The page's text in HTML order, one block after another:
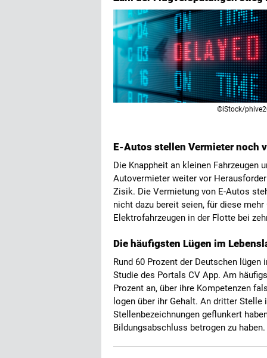
©iStock/
E-Autos stellen Vermieter noch
Die Knappheit an kleinen
Autovermieter weiter vor
Zisik. Die Vermietung von E-Autos
nicht dazu bereit seien, für diese
Elektrofahrzeugen in der Flotte bei
Die häufigsten Lügen im
Rund 60 Prozent der Deutschen
Studie des Portals CV App. Am
Prozent an, über ihre Kompetenzen
logen über ihr Gehalt. An dritter
Stellenbezeichnungen geflunkert
Bildungsabschluss betrogen zu haben.